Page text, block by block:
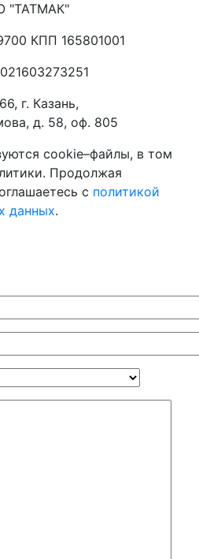
"ТАТМАК"
КПП 165801001
г. Казань,
д. 58, оф. 805
cookie–файлы, в том
Продолжая
с политикой
данных.